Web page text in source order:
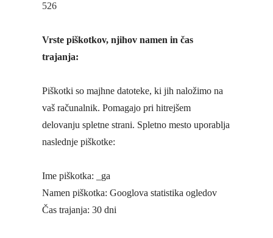
526
Vrste piškotkov, njihov namen in čas
trajanja:
Piškotki so majhne datoteke, ki jih naložimo na
vaš računalnik. Pomagajo pri hitrejšem
delovanju spletne strani. Spletno mesto uporablja
naslednje piškotke:
Ime piškotka: _ga
Namen piškotka: Googlova statistika ogledov
Čas trajanja: 30 dni